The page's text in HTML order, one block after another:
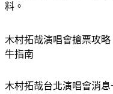
料。
木村拓哉演唱會搶票攻
牛指南
木村拓哉台北演唱會消